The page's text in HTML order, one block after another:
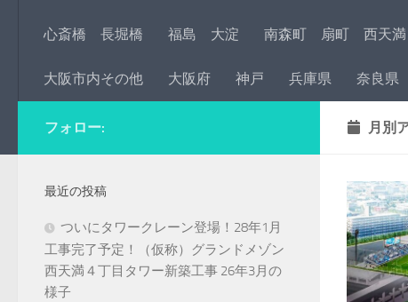
心斎橋 長堀橋 福島 大淀 南森町 扇町 西天満
大阪市内その他 大阪府 神戸 兵庫県 奈良県
月別
フォロー:
最近の投稿
ついにタワークレーン登場！28年1月
工事完了予定！（仮称）グランドメゾン
西天満４丁目タワー新築工事 26年3月の
様子